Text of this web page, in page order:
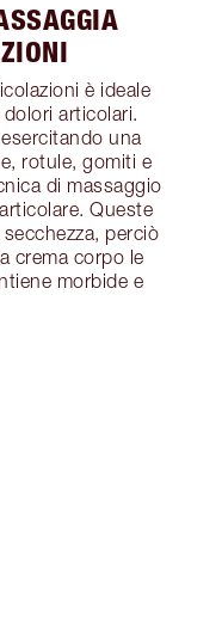
è ideale
articolari.
una
rotule, gomiti e
di massaggio
Queste
perciò
crema corpo le
morbide e